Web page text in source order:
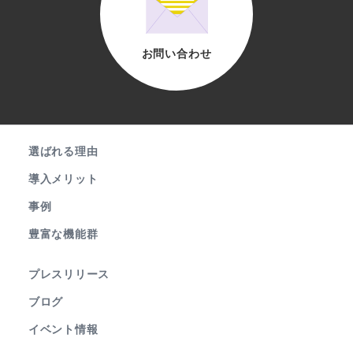
お問い合わせ
選ばれる理由
導入メリット
事例
豊富な機能群
プレスリリース
ブログ
イベント情報